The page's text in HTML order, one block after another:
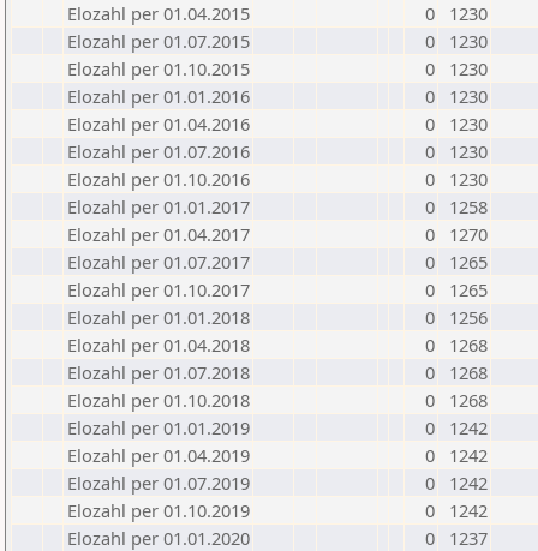
Elozahl per 01.04.2015
0
1230
Elozahl per 01.07.2015
0
1230
Elozahl per 01.10.2015
0
1230
Elozahl per 01.01.2016
0
1230
Elozahl per 01.04.2016
0
1230
Elozahl per 01.07.2016
0
1230
Elozahl per 01.10.2016
0
1230
Elozahl per 01.01.2017
0
1258
Elozahl per 01.04.2017
0
1270
Elozahl per 01.07.2017
0
1265
Elozahl per 01.10.2017
0
1265
Elozahl per 01.01.2018
0
1256
Elozahl per 01.04.2018
0
1268
Elozahl per 01.07.2018
0
1268
Elozahl per 01.10.2018
0
1268
Elozahl per 01.01.2019
0
1242
Elozahl per 01.04.2019
0
1242
Elozahl per 01.07.2019
0
1242
Elozahl per 01.10.2019
0
1242
Elozahl per 01.01.2020
0
1237